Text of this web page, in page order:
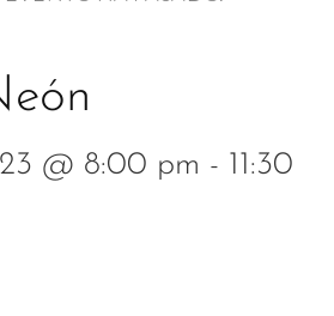
@ 8:00 pm - 11:30